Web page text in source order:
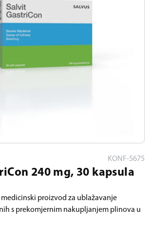
KONF-5675
240 mg, 30 kapsula
medicinski proizvod za ublažavanje
s prekomjernim nakupljanjem plinova u